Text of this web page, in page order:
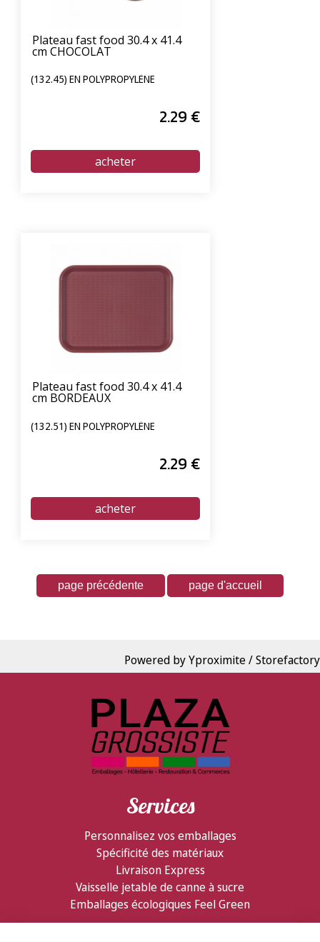
Plateau fast food 30.4 x 41.4
cm CHOCOLAT
(132.45) EN POLYPROPYLÈNE
2.29 €
Plateau fast food 30.4 x 41.4
cm BORDEAUX
(132.51) EN POLYPROPYLÈNE
2.29 €
Powered by Yproximite / Storefactory
Services
Personnalisez vos emballages
Spécificité des matériaux
Livraison Express
Vaisselle jetable de canne à sucre
Emballages écologiques Feel Green